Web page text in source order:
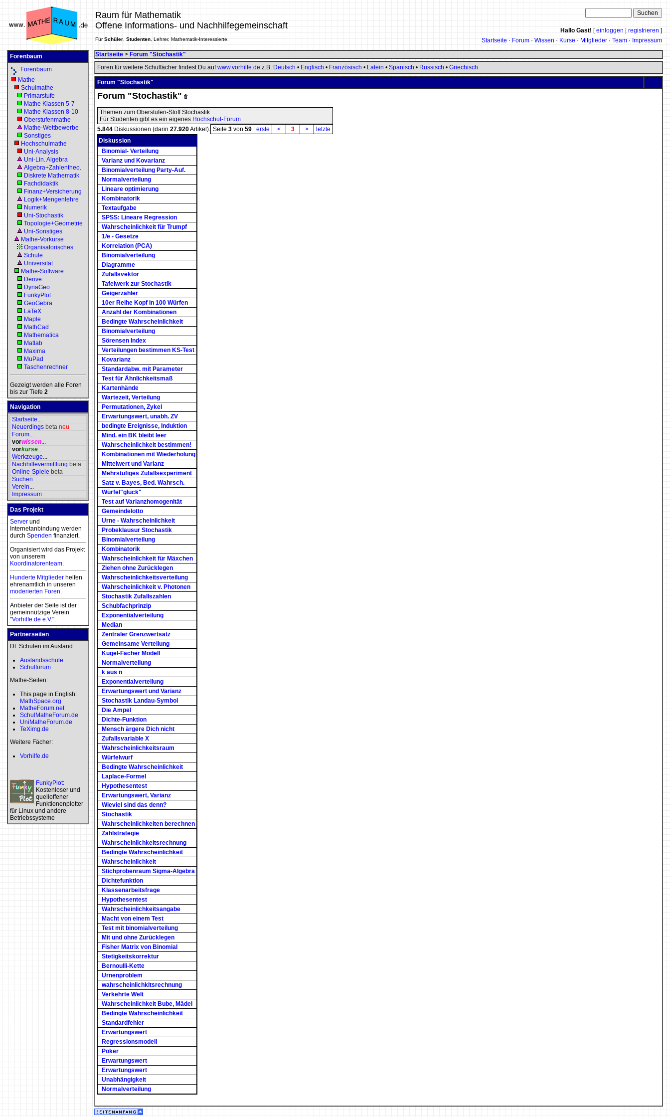
Raum für Mathematik
Offene Informations- und Nachhilfegemeinschaft
FürSchüler Studenten , Lehrer, Mathematik-Interessierte.
Hallo Gast! [einloggen registrieren ]
Startseite · Forum · Wissen · Kurse · Mitglieder · Team · Impressum
Forenbaum
Forenbaum
Mathe
Schulmathe
Primarstufe
Mathe Klassen 5-7
Mathe Klassen 8-10
Oberstufenmathe
Mathe-Wettbewerbe
Sonstiges
Hochschulmathe
Uni-Analysis
Uni-Lin. Algebra
Algebra+Zahlentheo.
Diskrete Mathematik
Fachdidaktik
Finanz+Versicherung
Logik+Mengenlehre
Numerik
Uni-Stochastik
Topologie+Geometrie
Uni-Sonstiges
Mathe-Vorkurse
Organisatorisches
Schule
Universität
Mathe-Software
Derive
DynaGeo
FunkyPlot
GeoGebra
LaTeX
Maple
MathCad
Mathematica
Matlab
Maxima
MuPad
Taschenrechner
Gezeigt werden alle Foren
bis zur Tiefe 2
Navigation
Startseite...
Neuerdings beta neu
Forum...
vorwissen...
vorkurse...
Werkzeuge...
Nachhilfevermittlung beta...
Online-Spiele beta
Suchen
Verein...
Impressum
Das Projekt
Server und
Internetanbindung werden
durch Spenden finanziert.
Organisiert wird das Projekt
von unserem
Koordinatorenteam.
Hunderte Mitglieder helfen
ehrenamtlich in unseren
moderierten Foren.
Anbieter der Seite ist der
gemeinnützige Verein
"Vorhilfe.de e.V.".
Partnerseiten
Dt. Schulen im Ausland:
Auslandsschule
Schulforum
Mathe-Seiten:
This page in English:
MathSpace.org
MatheForum.net
SchulMatheForum.de
UniMatheForum.de
TeXimg.de
Weitere Fächer:
Vorhilfe.de
FunkyPlot:
Kostenloser und
quelloffener
Funktionenplotter
für Linux und andere
Betriebssysteme
Startseite > Forum "Stochastik"
Foren für weitere Schulfächer findest Du aufwww.vorhilfe.de z.B. Deutsch • Englisch • Französisch • Latein • Spanisch • Russisch • Griechisch
Forum "Stochastik"
Forum "Stochastik"
Themen zum Oberstufen-Stoff Stochastik
Für Studenten gibt es ein eigenes Hochschul-Forum
5.844 Diskussionen (darin 27.920Artikel). Seite 3 von 59 erste < 3 >
letzte
Diskussion
Binomial- Verteilung
Varianz und Kovarianz
Binomialverteilung Party-Auf.
Normalverteilung
Lineare optimierung
Kombinatorik
Textaufgabe
SPSS: Lineare Regression
Wahrscheinlichkeit für Trumpf
1/e - Gesetze
Korrelation (PCA)
Binomialverteilung
Diagramme
Zufallsvektor
Tafelwerk zur Stochastik
Geigerzähler
10er Reihe Kopf in 100 Würfen
Anzahl der Kombinationen
Bedingte Wahrscheinlichkeit
Binomialverteilung
Sörensen Index
Verteilungen bestimmen KS-Test
Kovarianz
Standardabw. mit Parameter
Test für Ähnlichkeitsmaß
Kartenhände
Wartezeit, Verteilung
Permutationen, Zykel
Erwartungswert, unabh. ZV
bedingte Ereignisse, Induktion
Mind. ein BK bleibt leer
Wahrscheinlichkeit bestimmen!
Kombinationen mit Wiederholung
Mittelwert und Varianz
Mehrstufiges Zufallsexperiment
Satz v. Bayes, Bed. Wahrsch.
Würfel"glück"
Test auf Varianzhomogenität
Gemeindelotto
Urne - Wahrscheinlichkeit
Probeklausur Stochastik
Binomialverteilung
Kombinatorik
Wahrscheinlichkeit für Mäxchen
Ziehen ohne Zurücklegen
Wahrscheinlichkeitsverteilung
Wahrscheinlichkeit v. Photonen
Stochastik Zufallszahlen
Schubfachprinzip
Exponentialverteilung
Median
Zentraler Grenzwertsatz
Gemeinsame Verteilung
Kugel-Fächer Modell
Normalverteilung
k aus n
Exponentialverteilung
Erwartungswert und Varianz
Stochastik Landau-Symbol
Die Ampel
Dichte-Funktion
Mensch ärgere Dich nicht
Zufallsvariable X
Wahrscheinlichkeitsraum
Würfelwurf
Bedingte Wahrscheinlichkeit
Laplace-Formel
Hypothesentest
Erwartungswert, Varianz
Wieviel sind das denn?
Stochastik
Wahrscheinlichkeiten berechnen
Zählstrategie
Wahrscheinlichkeitsrechnung
Bedingte Wahrscheinlichkeit
Wahrscheinlichkeit
Stichprobenraum Sigma-Algebra
Dichtefunktion
Klassenarbeitsfrage
Hypothesentest
Wahrscheinlichkeitsangabe
Macht von einem Test
Test mit binomialverteilung
Mit und ohne Zurücklegen
Fisher Matrix von Binomial
Stetigkeitskorrektur
Bernoulli-Kette
Urnenproblem
wahrscheinlichkitsrechnung
Verkehrte Welt
Wahrscheinlichkeit Bube, Mädel
Bedingte Wahrscheinlichkeit
Standardfehler
Erwartungswert
Regressionsmodell
Poker
Erwartungswert
Erwartungswert
Unabhängigkeit
Normalverteilung